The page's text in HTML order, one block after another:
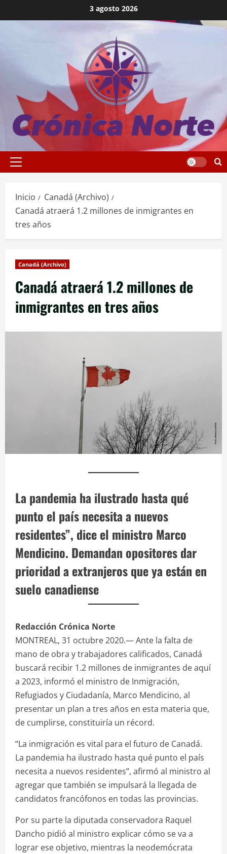
al
3 agosto 2026
Menú
Inicio
Canadá (Archivo)
Canadá atraerá 1.2 millones de inmigrantes en
tres años
Canadá (Archivo)
Canadá atraerá 1.2 millones de
inmigrantes en tres años
La pandemia ha ilustrado hasta qué
punto el país necesita a nuevos
residentes”, dice el ministro Marco
Mendicino. Demandan opositores dar
prioridad a extranjeros que ya están en
suelo canadiense
Redacción Crónica Norte
MONTREAL, 31 octubre 2020.— Ante la falta de
mano de obra y trabajadores calificados, Canadá
buscará recibir 1.2 millones de inmigrantes de aquí
a 2023, informó el ministro de Inmigración,
Refugiados y Ciudadanía, Marco Mendicino, al
presentar un plan a tres años en esta materia que,
de cumplirse, constituiría un récord.
“La inmigración es vital para el futuro de Canadá.
La pandemia ha ilustrado hasta qué punto el país
necesita a nuevos residentes”, afirmó al ministro al
agregar que también se impulsará la llegada de
candidatos francófonos en todas las provincias.
Por su parte la diputada conservadora Raquel
Dancho pidió al ministro explicar cómo se va a
lograr ese objetivo, mientras la neodemócrata